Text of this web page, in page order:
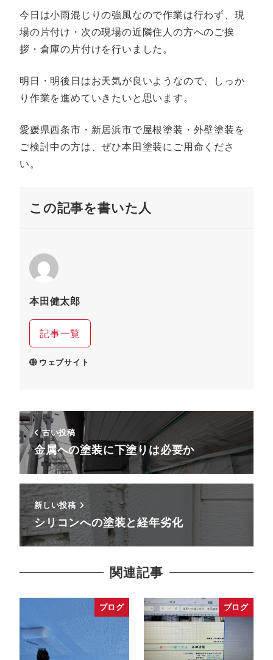
今日は小雨混じりの強風なので作業は行わず、現
場の片付け・次の現場の近隣住人の方へのご挨
拶・倉庫の片付けを行いました。
明日・明後日はお天気が良いようなので、しっか
り作業を進めていきたいと思います。
愛媛県西条市・新居浜市で屋根塗装・外壁塗装を
ご検討中の方は、ぜひ本田塗装にご用命くださ
い。
この記事を書いた人
本田健太郎
記事一覧
ウェブサイト
古い投稿
金属への塗装に下塗りは必要か
新しい投稿
シリコンへの塗装と経年劣化
関連記事
ブログ ブログ